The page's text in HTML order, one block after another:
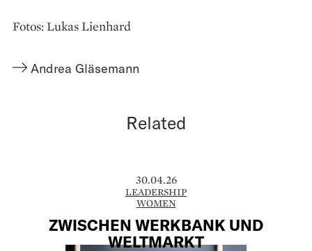
Fotos: Lukas Lienhard
Andrea Gläsemann
Related
30.04.26
LEADERSHIP
WOMEN
ZWISCHEN WERKBANK UND
WELTMARKT